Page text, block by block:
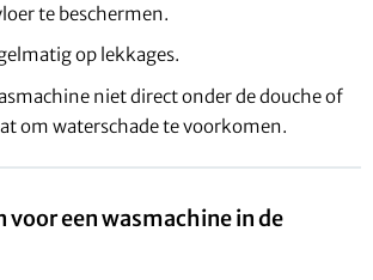
te beschermen.
op lekkages.
niet direct onder de douche of
om waterschade te voorkomen.
voor een wasmachine in de